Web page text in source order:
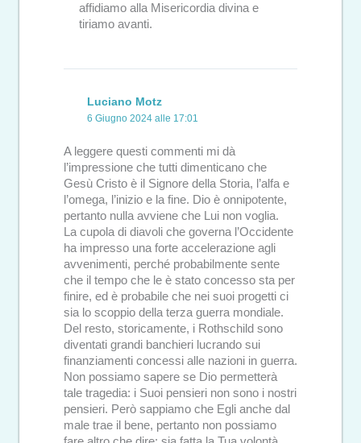
affidiamo alla Misericordia divina e
tiriamo avanti.
Luciano Motz
6 Giugno 2024 alle 17:01
A leggere questi commenti mi dà
l’impressione che tutti dimenticano che
Gesù Cristo è il Signore della Storia, l’alfa e
l’omega, l’inizio e la fine. Dio è onnipotente,
pertanto nulla avviene che Lui non voglia.
La cupola di diavoli che governa l’Occidente
ha impresso una forte accelerazione agli
avvenimenti, perché probabilmente sente
che il tempo che le è stato concesso sta per
finire, ed è probabile che nei suoi progetti ci
sia lo scoppio della terza guerra mondiale.
Del resto, storicamente, i Rothschild sono
diventati grandi banchieri lucrando sui
finanziamenti concessi alle nazioni in guerra.
Non possiamo sapere se Dio permetterà
tale tragedia: i Suoi pensieri non sono i nostri
pensieri. Però sappiamo che Egli anche dal
male trae il bene, pertanto non possiamo